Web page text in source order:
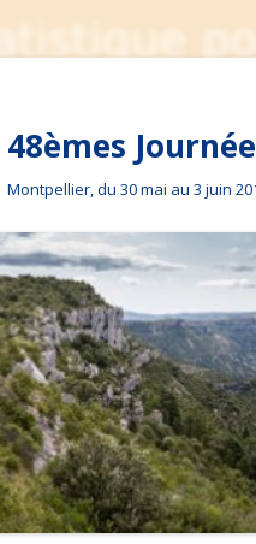
48èmes
Montpellier, du 30 mai au 3 juin